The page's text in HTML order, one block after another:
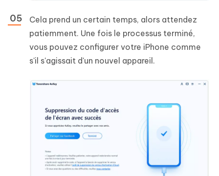
Cela prend un certain temps, alors attendez
patiemment. Une fois le processus terminé,
vous pouvez configurer votre iPhone comme
s'il s'agissait d'un nouvel appareil.